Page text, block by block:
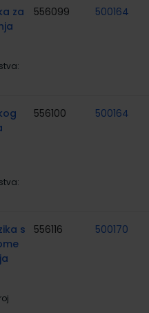
za
556099 500164
556100 500164
s
556116 500170